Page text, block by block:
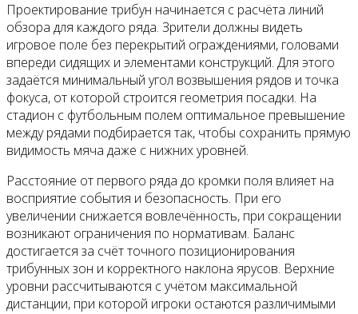
Проектирование трибун начинается с расчёта линий
обзора для каждого ряда. Зрители должны видеть
игровое поле без перекрытий ограждениями, головами
впереди сидящих и элементами конструкций. Для этого
задаётся минимальный угол возвышения рядов и точка
фокуса, от которой строится геометрия посадки. На
стадион с футбольным полем оптимальное превышение
между рядами подбирается так, чтобы сохранить прямую
видимость мяча даже с нижних уровней.
Расстояние от первого ряда до кромки поля влияет на
восприятие события и безопасность. При его
увеличении снижается вовлечённость, при сокращении
возникают ограничения по нормативам. Баланс
достигается за счёт точного позиционирования
трибунных зон и корректного наклона ярусов. Верхние
уровни рассчитываются с учётом максимальной
дистанции, при которой игроки остаются различимыми